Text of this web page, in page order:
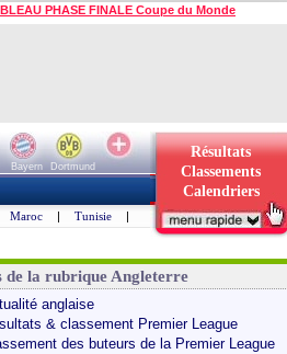
PHASE FINALE Coupe du Monde
Bayern
Dortmund
Résultats
Classements
Calendriers
Maroc | Tunisie |
de la rubrique Angleterre
anglaise
& classement Premier League
des buteurs de la Premier League